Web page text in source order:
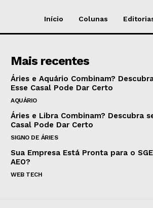
Início Colunas
Mais recentes
Áries e Aquário Combinam?
Esse Casal Pode Dar Certo
AQUÁRIO
Áries e Libra Combinam? Descubra
Casal Pode Dar Certo
SIGNO DE ÁRIES
Sua Empresa Está Pronta para o
AEO?
WEB TECH